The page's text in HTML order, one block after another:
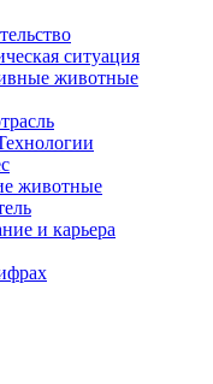
ситуация
животные
животные
и карьера